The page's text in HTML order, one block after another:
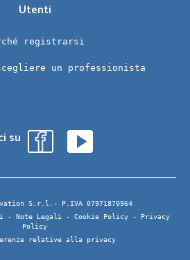
Utenti
registrarsi
un professionista
su
S.r.l.- P.IVA 07971870964
- Note Legali - Cookie Policy -
Privacy
Policy
relative alla privacy